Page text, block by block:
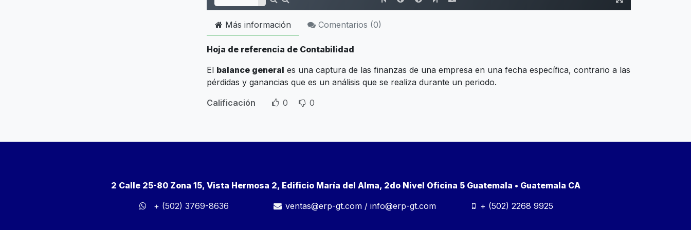
Más información Comentarios (0)
Hoja de referencia de Contabilidad
El balance general es una captura de las finanzas de una empresa en una fecha específica, contrario a las
pérdidas y ganancias que es un análisis que se realiza durante un periodo.
Calificación
0 0
2 Calle 25-80 Zona 15, Vista Hermosa 2, Edificio María del Alma, 2do Nivel Oficina 5 Guatemala • Guatemala CA
+ (502) 3769-8636
ventas@erp-gt.com /info@erp-gt.com + (502) 2268 9925